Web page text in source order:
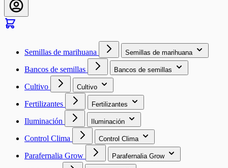
Semillas de marihuana Semillas de marihuana
Bancos de semillas Bancos de semillas
Cultivo Cultivo
Fertilizantes Fertilizantes
Iluminación Iluminación
Control Clima Control Clima
Parafernalia Grow Parafernalia Grow